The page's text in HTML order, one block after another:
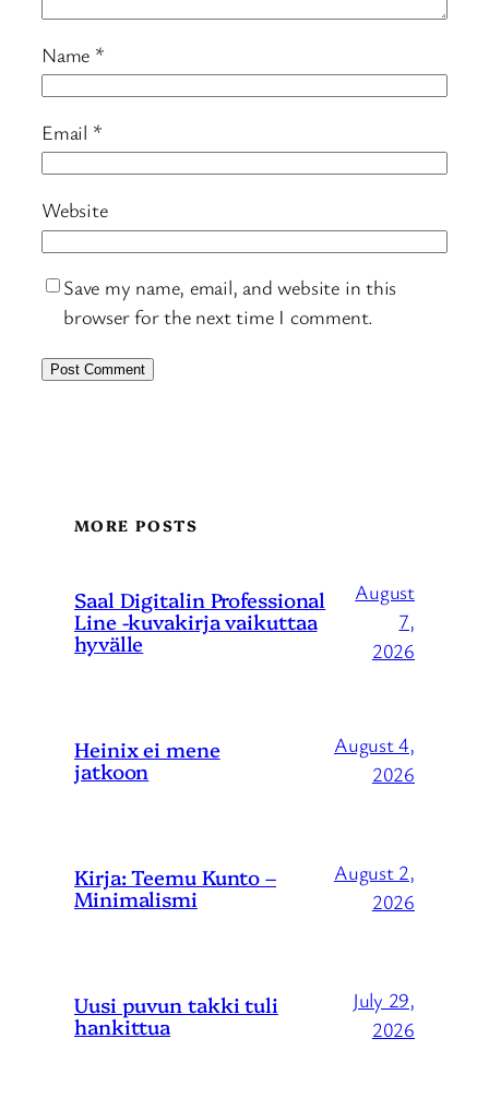
Name *
Email *
Website
Save my name, email, and website in this
browser for the next time I comment.
MORE POSTS
Saal Digitalin Professional
Line -kuvakirja vaikuttaa
hyvälle
August
7,
2026
Heinix ei mene
jatkoon
August 4,
2026
Kirja: Teemu Kunto –
Minimalismi
August 2,
2026
Uusi puvun takki tuli
hankittua
July 29,
2026